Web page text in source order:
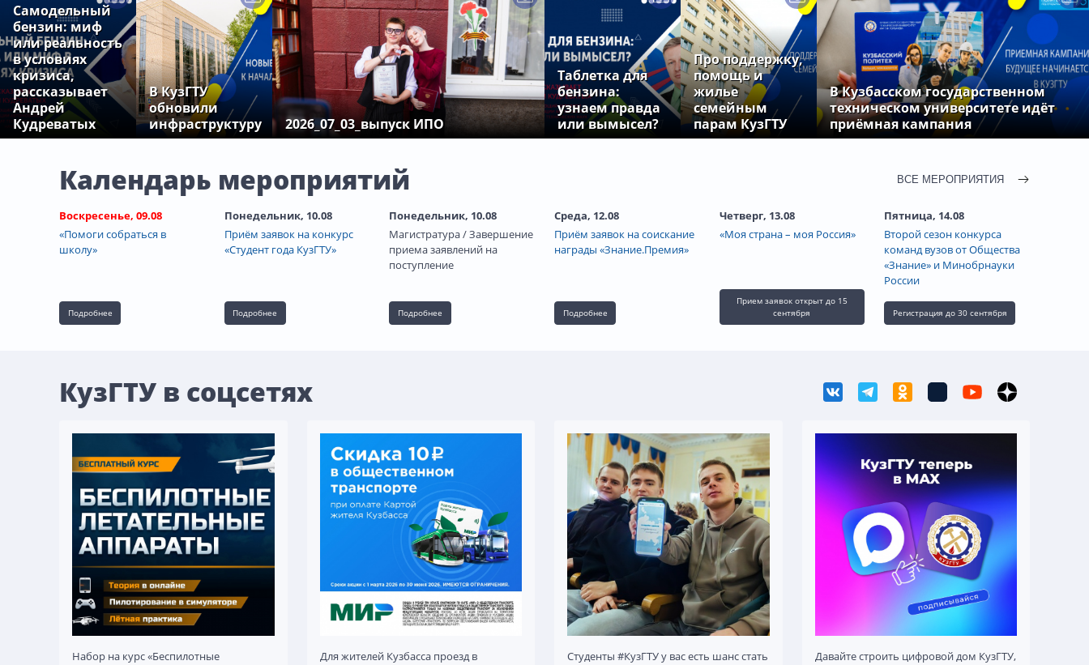
Самодельный
бензин: миф
или реальность
в условиях
кризиса,
рассказывает
Андрей
Кудреватых
В КузГТУ
обновили
инфраструктуру
2026_07_03_выпуск ИПО
Таблетка для
бензина:
узнаем правда
или вымысел?
В Кузбасском государственном
техническом университете идёт
приёмная кампания
Про поддержку,
помощь и
жилье
семейным
парам КузГТУ
Календарь мероприятий ВСЕ МЕРОПРИЯТИЯ
Воскресенье, 09.08
«Помоги собраться в
школу»
Подробнее
Понедельник, 10.08
Приём заявок на конкурс
«Студент года КузГТУ»
Подробнее
Понедельник, 10.08
Магистратура / Завершение
приема заявлений на
поступление
Подробнее
Среда, 12.08
Приём заявок на соискание
награды «Знание.Премия»
Подробнее
Четверг, 13.08
«Моя страна – моя Россия»
Прием заявок открыт до 15
сентября
Пятница, 14.08
Второй сезон конкурса
команд вузов от Общества
«Знание» и Минобрнауки
России
Регистрация до 30 сентября
КузГТУ в соцсетях
Набор на курс «Беспилотные
Для жителей Кузбасса проезд в
Студенты #КузГТУ у вас есть шанс стать
Давайте строить цифровой дом КузГТУ,